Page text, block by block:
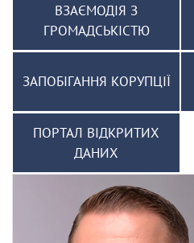
ВЗАЄМОДІЯ З
ГРОМАДСЬКІСТЮ
ЗАПОБІГАННЯ КОРУПЦІЇ
ПОРТАЛ ВІДКРИТИХ
ДАНИХ